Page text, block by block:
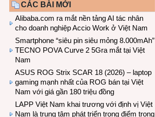
CÁC BÀI MỚI
Alibaba.com ra mắt nền tảng AI tác nhân
cho doanh nghiệp Accio Work ở Việt Nam
Smartphone “siêu pin siêu mỏng 8.000mAh”
TECNO POVA Curve 2 5Gra mắt tại Việt
Nam
ASUS ROG Strix SCAR 18 (2026) – laptop
gaming mạnh nhất của ROG bán tại Việt
Nam với giá gần 180 triệu đồng
LAPP Việt Nam khai trương với định vị Việt
Nam là trung tâm phát triển trọng điểm trong